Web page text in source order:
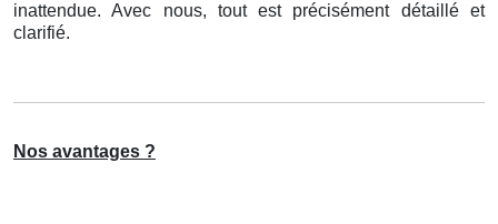
inattendue. Avec nous, tout est précisément détaillé et
clarifié.
Nos avantages ?